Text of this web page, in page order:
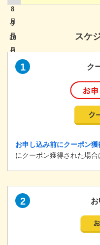
8
9
10
11
12
スケ
1 ク
お申し込み前にクーポン獲
にクーポン獲得された場合
2